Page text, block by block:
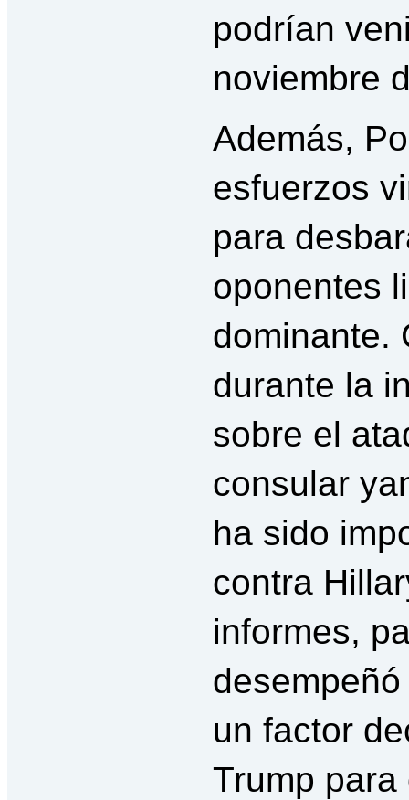
podrían
noviembre
Además,
esfuerzos
para
oponentes
dominante.
durante la
sobre el
consular
ha sido
contra
informes,
un factor
Trump